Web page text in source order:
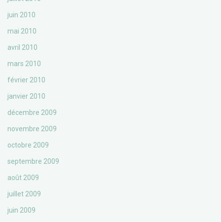
juin 2010
mai 2010
avril 2010
mars 2010
février 2010
janvier 2010
décembre 2009
novembre 2009
octobre 2009
septembre 2009
août 2009
juillet 2009
juin 2009